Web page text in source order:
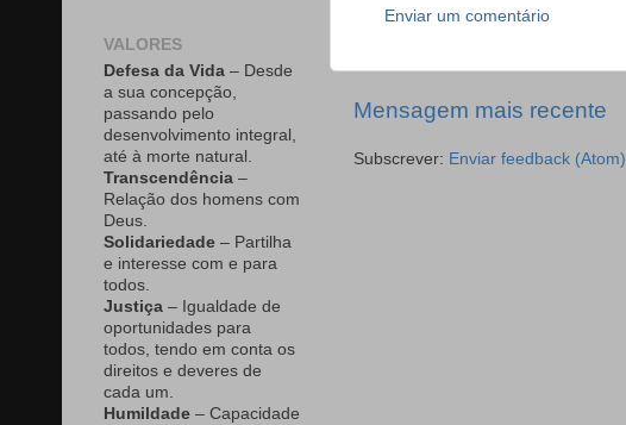
Enviar um comentário
Mensagem mais recente
Subscrever: Enviar feedback (Atom)
VALORES
Defesa da Vida – Desde
a sua concepção,
passando pelo
desenvolvimento integral,
até à morte natural.
Transcendência –
Relação dos homens com
Deus.
Solidariedade – Partilha
e interesse com e para
todos.
Justiça – Igualdade de
oportunidades para
todos, tendo em conta os
direitos e deveres de
cada um.
Humildade – Capacidade